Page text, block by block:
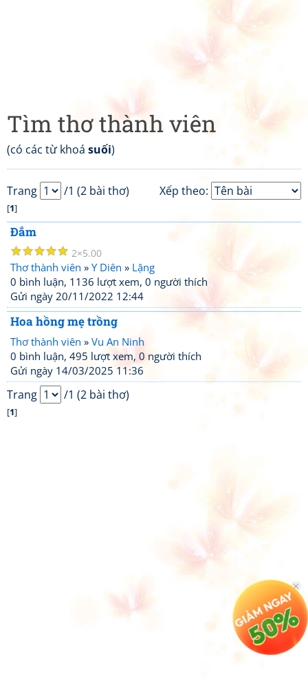
Tìm thơ thành viên
(có các từ khoá suối)
Xếp theo:
Trang /1 (2 bài thơ)
[1]
Đắm
☆
☆
☆
☆
☆ 2 5.00
Thơ thành viên » Y Diên » Lặng
0 bình luận, 1136 lượt xem, 0 người thích
Gửi ngày 20/11/2022 12:44
Hoa hồng mẹ trồng
Thơ thành viên » Vu An Ninh
0 bình luận, 495 lượt xem, 0 người thích
Gửi ngày 14/03/2025 11:36
Trang /1 (2 bài thơ)
[1]